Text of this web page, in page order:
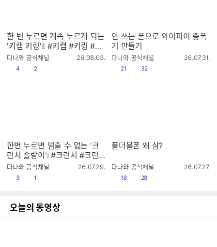
한 번 누르면 계속 누르게 되는
'키캡 키링'❕❕ #키캡 #키링 #키
링추천 #키캡키링 #클리커 #
클릭커 #keycap #keyring #
다나와 공식채널
작
26.08.03.
공감
4 댓글수
2
안 쓰는 폰으로 와이파이 증폭
기 만들기
다나와 공식채널
작
26.07.31.
21 댓글수
32
한번 누르면 멈출 수 없는 '크
런치 슬랑이'❕ #크런치 #크런
치슬랑이 #크런치말랑이 #말
랑이 #슬랑이 #스퀴시 #슬랑
다나와 공식채널
작
26.07.29.
공감
3 1
폴더블폰 왜 삼?
다나와 공식채널
작
26.07.27.
공감
18 댓글수
28
오늘의 동영상